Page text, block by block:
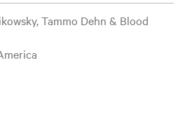
Tammo Dehn & Blood